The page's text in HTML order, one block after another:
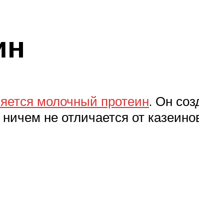
молочный протеин. Он
не отличается от